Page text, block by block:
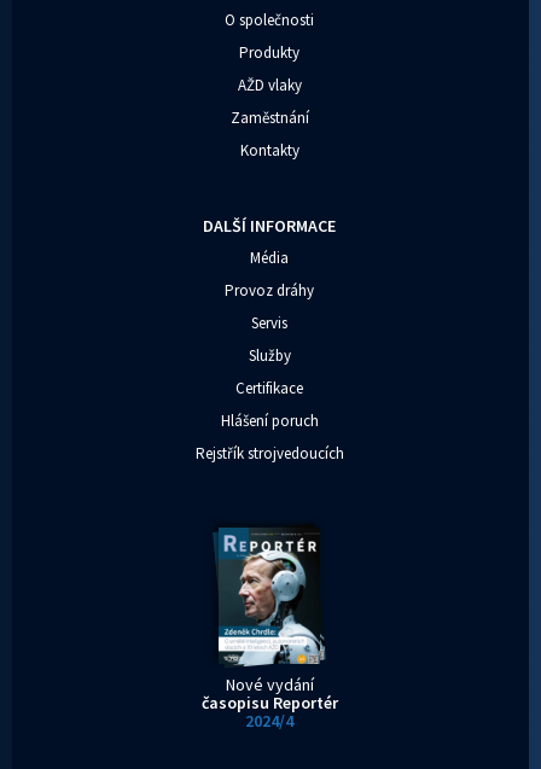
O společnosti
Produkty
AŽD vlaky
Zaměstnání
Kontakty
DALŠÍ INFORMACE
Média
Provoz dráhy
Servis
Služby
Certifikace
Hlášení poruch
Rejstřík strojvedoucích
Nové vydání
časopisu Reportér
2024/4